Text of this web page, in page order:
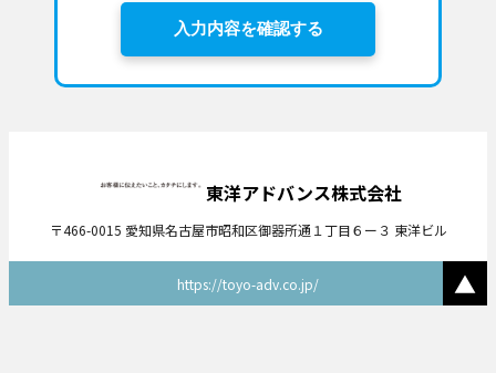
入力内容を確認する
東洋アドバンス株式会社
〒466-0015 愛知県名古屋市昭和区御器所通１丁目６ー３ 東洋ビル
https://toyo-adv.co.jp/ ▲